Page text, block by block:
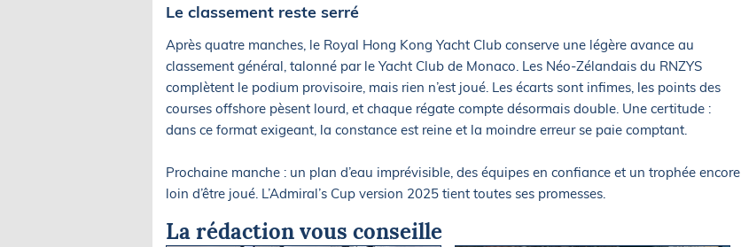
Le classement reste serré
Après quatre manches, le Royal Hong Kong Yacht Club conserve une légère avance au
classement général, talonné par le Yacht Club de Monaco. Les Néo-Zélandais du RNZYS
complètent le podium provisoire, mais rien n’est joué. Les écarts sont infimes, les points des
courses offshore pèsent lourd, et chaque régate compte désormais double. Une certitude :
dans ce format exigeant, la constance est reine et la moindre erreur se paie comptant.
Prochaine manche : un plan d’eau imprévisible, des équipes en confiance et un trophée encore
loin d’être joué. L’Admiral’s Cup version 2025 tient toutes ses promesses.
La rédaction vous conseille